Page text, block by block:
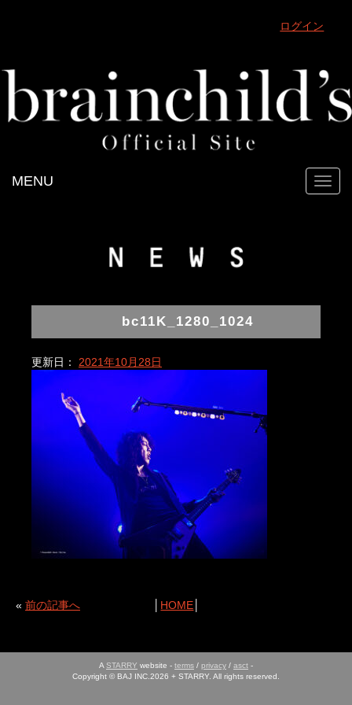
ログイン
MENU
bc11K_1280_1024
更新日： 2021年10月28日
« 前の記事へ HOME
A STARRY website - terms / privacy / asct -
Copyright © BAJ INC.2026 + STARRY. All rights reserved.